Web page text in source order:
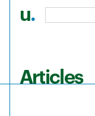
u.
Articles